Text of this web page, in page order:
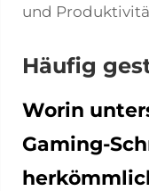
und
Häufig
Worin
Gaming-